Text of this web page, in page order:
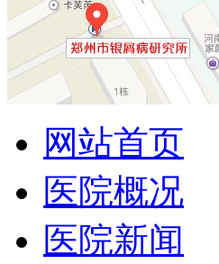
网站首页
医院概况
医院新闻